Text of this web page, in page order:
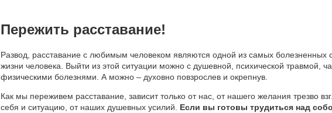
Пережить расставание!
Развод, расставание с любимым человеком являются одной из самых болезненных
жизни человека. Выйти из этой ситуации можно с душевной, психической травмой,
физическими болезнями. А можно – духовно повзрослев и окрепнув.
Как мы переживем расставание, зависит только от нас, от нашего желания трезво
себя и ситуацию, от наших душевных усилий. Если вы готовы трудиться над